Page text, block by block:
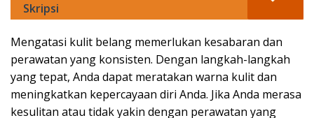
Skripsi
Mengatasi kulit belang memerlukan kesabaran dan
perawatan yang konsisten. Dengan langkah-langkah
yang tepat, Anda dapat meratakan warna kulit dan
meningkatkan kepercayaan diri Anda. Jika Anda merasa
kesulitan atau tidak yakin dengan perawatan yang